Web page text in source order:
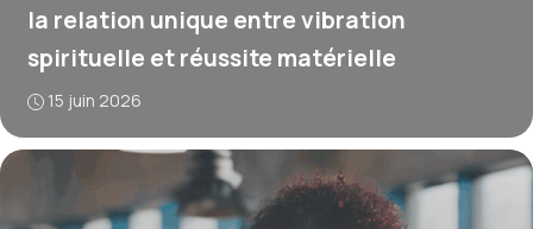
la relation unique entre vibration
spirituelle et réussite matérielle
15 juin 2026